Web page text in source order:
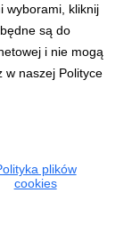
wyborami, kliknij
są do
i nie mogą
w naszej Polityce
plików
cookies